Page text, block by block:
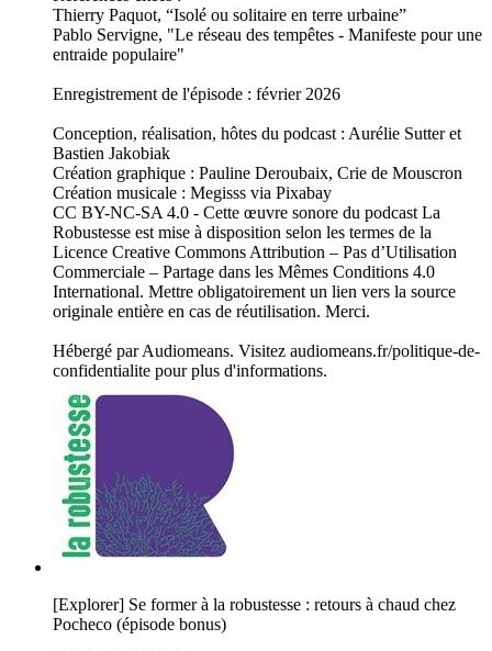
Thierry Paquot, “Isolé ou solitaire en terre urbaine”
Pablo Servigne, "Le réseau des tempêtes - Manifeste pour une
entraide populaire"
Enregistrement de l'épisode : février 2026
Conception, réalisation, hôtes du podcast : Aurélie Sutter et
Bastien Jakobiak
Création graphique : Pauline Deroubaix, Crie de Mouscron
Création musicale : Megisss via Pixabay
CC BY-NC-SA 4.0 - Cette œuvre sonore du podcast La
Robustesse est mise à disposition selon les termes de la
Licence Creative Commons Attribution – Pas d’Utilisation
Commerciale – Partage dans les Mêmes Conditions 4.0
International. Mettre obligatoirement un lien vers la source
originale entière en cas de réutilisation. Merci.
Hébergé par Audiomeans. Visitez audiomeans.fr/politique-de-
confidentialite pour plus d'informations.
[Explorer] Se former à la robustesse : retours à chaud chez
Pocheco (épisode bonus)